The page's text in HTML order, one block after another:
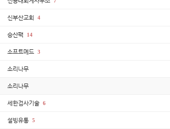
신부산교회 4
승산팩 14
소프트메드 3
소리나무
소리나무
세한검사기술 6
설빙유통 5